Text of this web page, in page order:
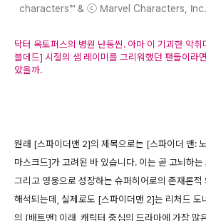
characters™ & ⓒ Marvel Characters,
닥터 옥토퍼스의 병원 난동씬. 아마 이 기괴한 악
블데드] 시절의 샘 레이미를 그리워했던 팬들이라
았을까.
원래 [스파이더맨 2]의 제목으로는 [스파이더 맨:
마스크드]가 고려된 바 있습니다. 이는 곧 고뇌하는
그리고 영웅으로 성장하는 슈퍼히어로의 존재론적
해석되는데, 실제로도 [스파이더맨 2]는 리처드 도
의 [배트맨] 이래, 캐릭터 중심의 드라마에 가장 많